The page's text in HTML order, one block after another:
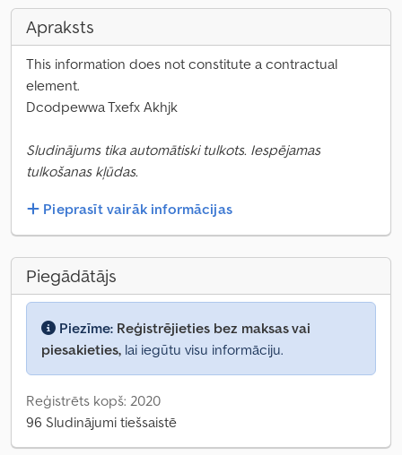
Apraksts
This information does not constitute a contractual
element.
Dcodpewwa Txefx Akhjk
Sludinājums tika automātiski tulkots. Iespējamas
tulkošanas kļūdas.
Pieprasīt vairāk informācijas
Piegādātājs
Piezīme: Reģistrējieties bez maksas vai
piesakieties, lai iegūtu visu informāciju.
Reģistrēts kopš: 2020
96 Sludinājumi tiešsaistē